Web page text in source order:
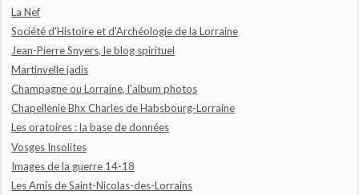
La Nef
Société d'Histoire et d'Archéologie de la Lorraine
Jean-Pierre Snyers, le blog spirituel
Martinvelle jadis
Champagne ou Lorraine, l'album photos
Chapellenie Bhx Charles de Habsbourg-Lorraine
Les oratoires : la base de données
Vosges Insolites
Images de la guerre 14-18
Les Amis de Saint-Nicolas-des-Lorrains